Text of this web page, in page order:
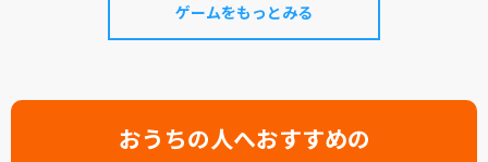
ゲームをもっとみる
おうちの人へおすすめの